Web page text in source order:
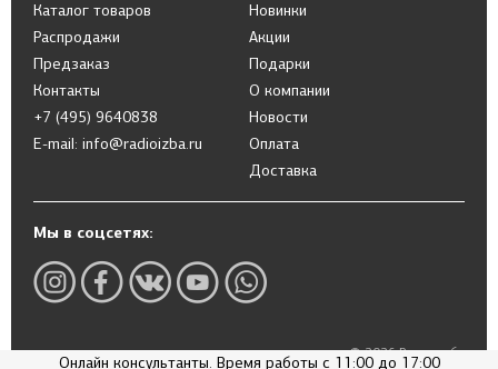
Каталог товаров
Распродажи
Предзаказ
Новинки
Акции
Подарки
Контакты
+7 (495) 9640838
E-mail: info@radioizba.ru
О компании
Новости
Оплата
Доставка
Мы в соцсетях:
© 2026 Радиоизба
Онлайн консультанты. Время работы с 11:00 до 17:00